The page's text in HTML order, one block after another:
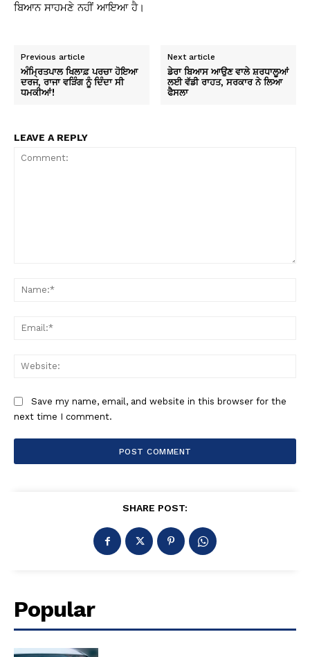
ਬਿਆਨ ਸਾਹਮਣੇ ਨਹੀਂ ਆਇਆ ਹੈ।
Previous article
ਅੰਮ੍ਰਿਤਪਾਲ ਖਿਲਾਫ਼ ਪਰਚਾ ਹੋਇਆ
ਦਰਜ, ਰਾਜਾ ਵੜਿੰਗ ਨੂੰ ਦਿੰਦਾ ਸੀ
ਧਮਕੀਆਂ!
Next article
ਡੇਰਾ ਬਿਆਸ ਆਉਣ ਵਾਲੇ ਸ਼ਰਧਾਲੂਆਂ
ਲਈ ਵੱਡੀ ਰਾਹਤ, ਸਰਕਾਰ ਨੇ ਲਿਆ
ਫੈਸਲਾ
LEAVE A REPLY
Save my name, email, and website in this browser for the
next time I comment.
SHARE POST:
Popular